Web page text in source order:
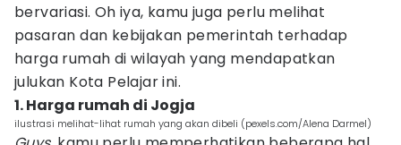
bervariasi. Oh iya, kamu juga perlu melihat
pasaran dan kebijakan pemerintah terhadap
harga rumah di wilayah yang mendapatkan
julukan Kota Pelajar ini.
1. Harga rumah di Jogja
ilustrasi melihat-lihat rumah yang akan dibeli (pexels.com/Alena Darmel)